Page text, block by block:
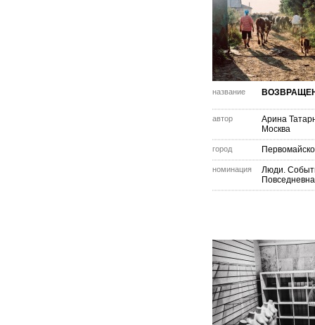
название
автор
Арина
Москва
город
номинация
Люди.